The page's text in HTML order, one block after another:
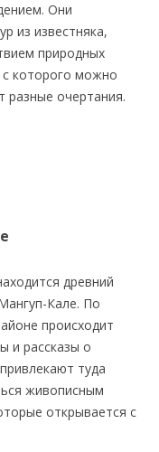
Они
из известняка,
природных
которого можно
разные очертания.
древний
Кале. По
происходит
и рассказы о
туда
живописным
открывается с